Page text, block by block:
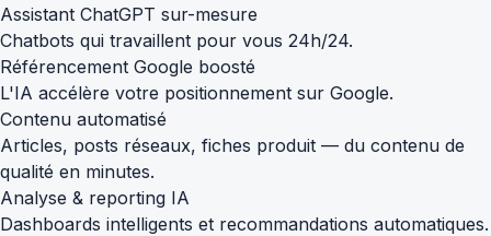
Assistant ChatGPT sur-mesure
Chatbots qui travaillent pour vous 24h/24.
Référencement Google boosté
L'IA accélère votre positionnement sur Google.
Contenu automatisé
Articles, posts réseaux, fiches produit — du contenu de
qualité en minutes.
Analyse & reporting IA
Dashboards intelligents et recommandations automatiques.